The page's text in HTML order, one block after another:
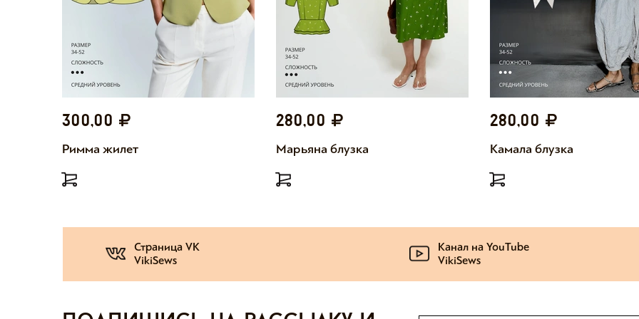
300,00
Римма жилет
280,00
Марьяна блузка
280,00
Камала блузка
Страница VK
VikiSews
Канал на YouTube
VikiSews